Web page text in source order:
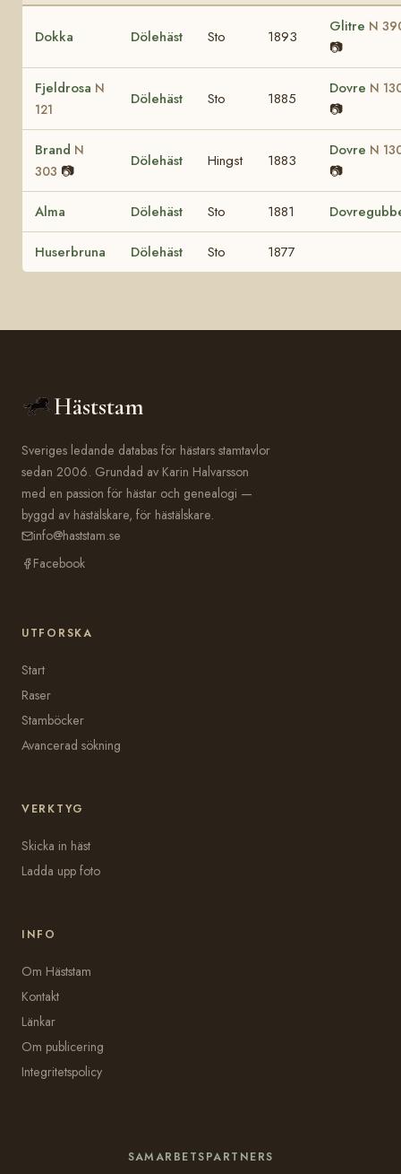
Dokka Dölehäst Sto 1893
Glitre N
📷
Fjeldrosa N
121
Dölehäst Sto 1885
Dovre N
📷
Brand N
303 📷
Dölehäst Hingst 1883
Dovre N
📷
Alma Dölehäst Sto 1881
Huserbruna Dölehäst Sto 1877
Häststam
Sveriges ledande databas för hästars stamtavlor
sedan 2006. Grundad av Karin Halvarsson
med en passion för hästar och genealogi —
byggd av hästälskare, för hästälskare.
info@haststam.se
Facebook
UTFORSKA
Start
Raser
Stamböcker
Avancerad sökning
VERKTYG
Skicka in häst
Ladda upp foto
INFO
Om Häststam
Kontakt
Länkar
Om publicering
Integritetspolicy
SAMARBETSPARTNERS